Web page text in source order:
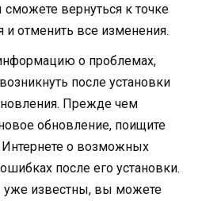
вернуться к точке
и отменить все изменения.
о проблемах,
после установки
Прежде чем
обновление, поищите
о возможных
после его установки.
уже известны, вы можете